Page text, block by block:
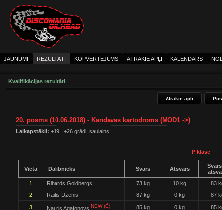
JAUNUMI REZULTĀTI KOPVĒRTĒJUMS ĀTRĀKIE APĻI KALENDĀRS
Kvalifikācijas rezultāti
Ātrākie apļi
20. posms (10.06.2018) - Kandavas kartodroms (MOD1 ->)
Laikapstākļi: +19...+26 grādi, saulains
P klase
Vieta Dalībnieks Svars Atsvars
1
Rihards Goldbergs 73 kg 10 kg
83
2
Raitis Dzenis 87 kg 0 kg 87
3 Nauris Agafonovs NEW (Č) 85 kg 0 kg 85